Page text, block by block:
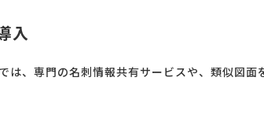
入
は、専門の名刺情報共有サービスや、類似図